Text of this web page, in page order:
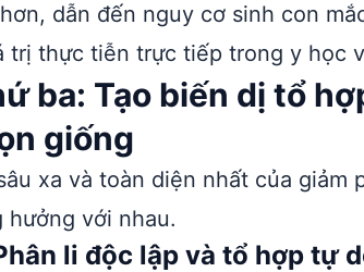
dẫn đến nguy cơ sinh con
trị thực tiễn trực tiếp trong y học
ba: Tạo biến dị tổ
giống
xa và toàn diện nhất của giảm
hưởng với nhau.
li độc lập và tổ hợp tự